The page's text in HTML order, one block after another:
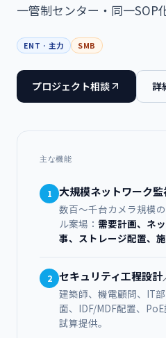
一管制センター・同一SOP
ENT · 主力 SMB
プロジェクト相談 詳
主な機能
1 大規模ネットワーク
数百～千台カメラ規模
ル案場： 需要計画、ネ
事、ストレージ配置、
2 セキュリティ工程設計
建築師、機電顧問、IT
面、IDF/MDF配置、
試算提供。